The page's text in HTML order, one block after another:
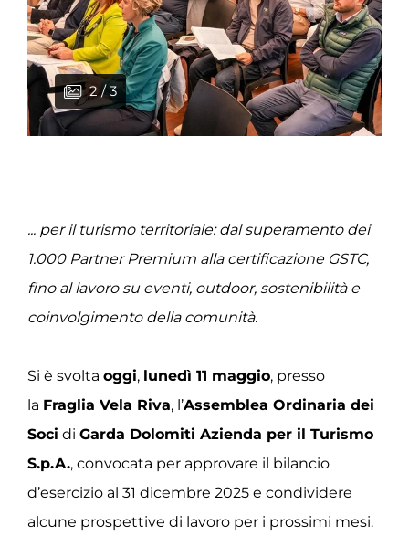
1 / 3
2 / 3
3 / 3
... per il turismo territoriale: dal superamento dei
1.000 Partner Premium alla certificazione GSTC,
fino al lavoro su eventi, outdoor, sostenibilità e
coinvolgimento della comunità.
Si è svolta oggi, lunedì 11 maggio, presso
la Fraglia Vela Riva, l’Assemblea Ordinaria dei
Soci di Garda Dolomiti Azienda per il Turismo
S.p.A., convocata per approvare il bilancio
d’esercizio al 31 dicembre 2025 e condividere
alcune prospettive di lavoro per i prossimi mesi.